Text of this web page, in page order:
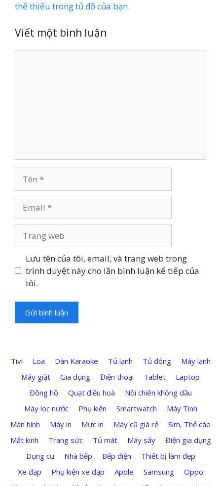
thể thiếu trong tủ đồ của bạn.
Viết một bình luận
web
Lưu tên của tôi, email, và trang web trong
trình duyệt này cho lần bình luận kế tiếp của
tôi.
Tivi Loa Dàn Karaoke Tủ lạnh Tủ đông
Máy lạnh
Máy giặt
Gia dụng Điện thoại Tablet
Laptop
Đồng hồ
Quạt điều hoà
Nồi chiên không dầu
Máy lọc nước
Phụ kiện Smartwatch
Máy Tính
Màn hình
Máy in Mực in Máy cũ giá rẻ
Sim, Thẻ cào
Mắt kính
Trang sức Tủ mát Máy sấy
Điện gia dụng
Dụng cụ
Nhà bếp Bếp điện
Thiết bị làm đẹp
Xe đạp
Phụ kiện xe đạp Apple Samsung
Oppo